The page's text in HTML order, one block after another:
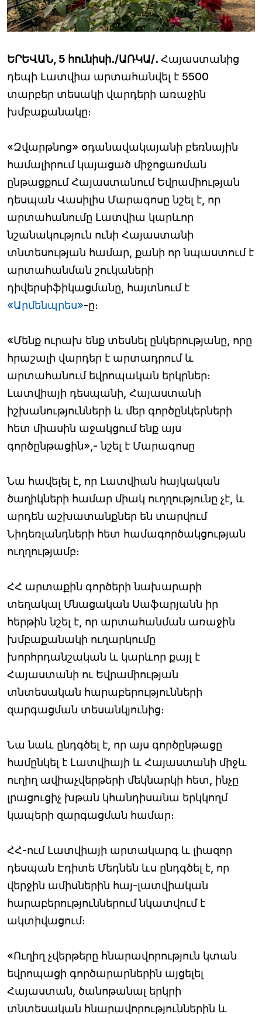
ԵՐԵՎԱՆ, 5 հունիսի․/ԱՌԿԱ/․ Հայաստանից
դեպի Լատվիա արտահանվել է 5500
տարբեր տեսակի վարդերի առաջին
խմբաքանակը։
«Զվարթնոց» օդանավակայանի բեռնային
համալիրում կայացած միջոցառման
ընթացքում Հայաստանում Եվրամիության
դեսպան Վասիլիս Մարագոսը նշել է, որ
արտահանումը Լատվիա կարևոր
նշանակություն ունի Հայաստանի
տնտեսության համար, քանի որ նպաստում է
արտահանման շուկաների
դիվերսիֆիկացմանը, հայտնում է
«Արմենպրես»-ը։
«Մենք ուրախ ենք տեսնել ընկերությանը, որը
հրաշալի վարդեր է արտադրում և
արտահանում եվրոպական երկրներ։
Լատվիայի դեսպանի, Հայաստանի
իշխանությունների և մեր գործընկերների
հետ միասին աջակցում ենք այս
գործընթացին»,- նշել է Մարագոսը
Նա հավելել է, որ Լատվիան հայկական
ծաղիկների համար միակ ուղղությունը չէ, և
արդեն աշխատանքներ են տարվում
Նիդեռլանդների հետ համագործակցության
ուղղությամբ։
ՀՀ արտաքին գործերի նախարարի
տեղակալ Մնացական Սաֆարյանն իր
հերթին նշել է, որ արտահանման առաջին
խմբաքանակի ուղարկումը
խորհրդանշական և կարևոր քայլ է
Հայաստանի ու Եվրամիության
տնտեսական հարաբերությունների
զարգացման տեսանկյունից։
Նա նաև ընդգծել է, որ այս գործընթացը
համընկել է Լատվիայի և Հայաստանի միջև
ուղիղ ավիաչվերթերի մեկնարկի հետ, ինչը
լրացուցիչ խթան կհանդիսանա երկկողմ
կապերի զարգացման համար։
ՀՀ-ում Լատվիայի արտակարգ և լիազոր
դեսպան Էդիտե Մեդնեն ևս ընդգծել է, որ
վերջին ամիսներին հայ-լատվիական
հարաբերություններում նկատվում է
ակտիվացում։
«Ուղիղ չվերթերը հնարավորություն կտան
եվրոպացի գործարարներին այցելել
Հայաստան, ծանոթանալ երկրի
տնտեսական հնարավորություններին և